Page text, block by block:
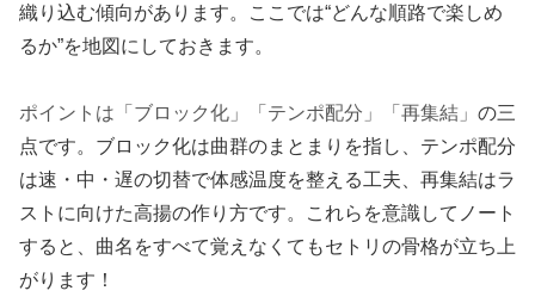
織り込む傾向があります。ここでは“どんな順路で楽しめ
るか”を地図にしておきます。
ポイントは「ブロック化」「テンポ配分」「再集結」 の三
点です。ブロック化は曲群のまとまりを指し、テンポ配分
は速・中・遅の切替で体感温度を整える工夫、再集結はラ
ストに向けた高揚の作り方です。これらを意識してノート
すると、曲名をすべて覚えなくてもセトリの骨格が立ち上
がります！